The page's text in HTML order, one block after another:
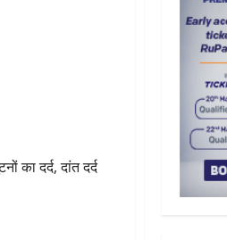
का दर्द, दांत दर्द